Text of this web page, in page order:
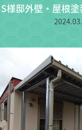
S様邸外壁・屋根